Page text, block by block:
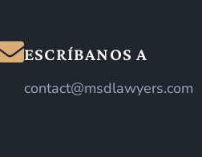
ESCRÍBANOS A
contact@msdlawyers.com